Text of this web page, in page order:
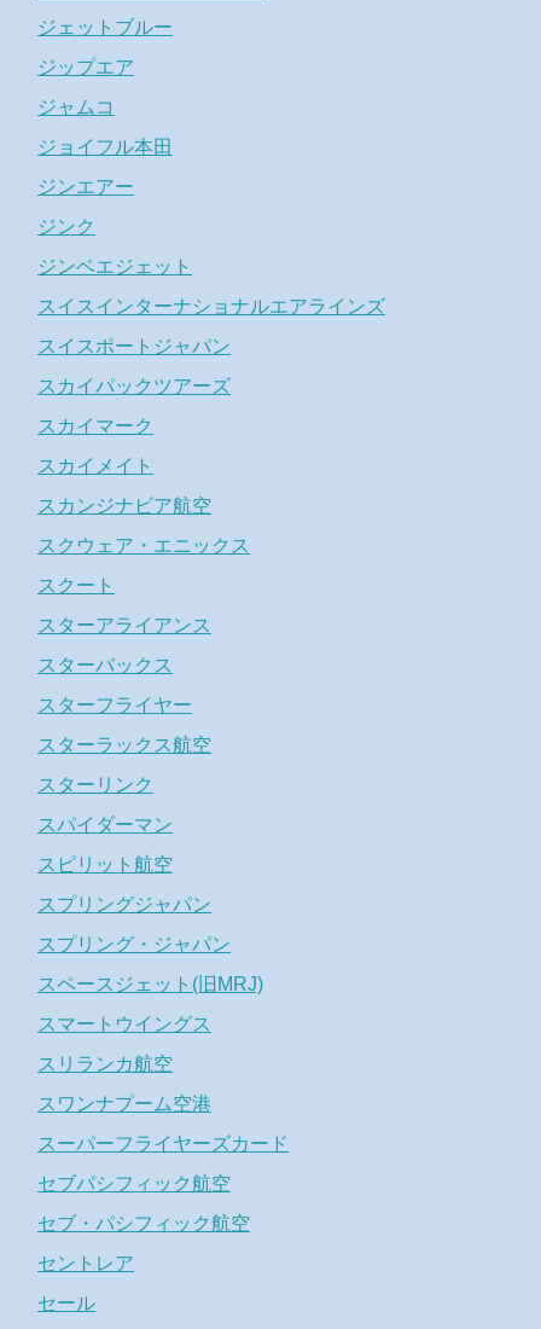
ジェットブルー
ジップエア
ジャムコ
ジョイフル本田
ジンエアー
ジンク
ジンベエジェット
スイスインターナショナルエアラインズ
スイスポートジャパン
スカイパックツアーズ
スカイマーク
スカイメイト
スカンジナビア航空
スクウェア・エニックス
スクート
スターアライアンス
スターバックス
スターフライヤー
スターラックス航空
スターリンク
スパイダーマン
スピリット航空
スプリングジャパン
スプリング・ジャパン
スペースジェット(旧MRJ)
スマートウイングス
スリランカ航空
スワンナプーム空港
スーパーフライヤーズカード
セブパシフィック航空
セブ・パシフィック航空
セントレア
セール